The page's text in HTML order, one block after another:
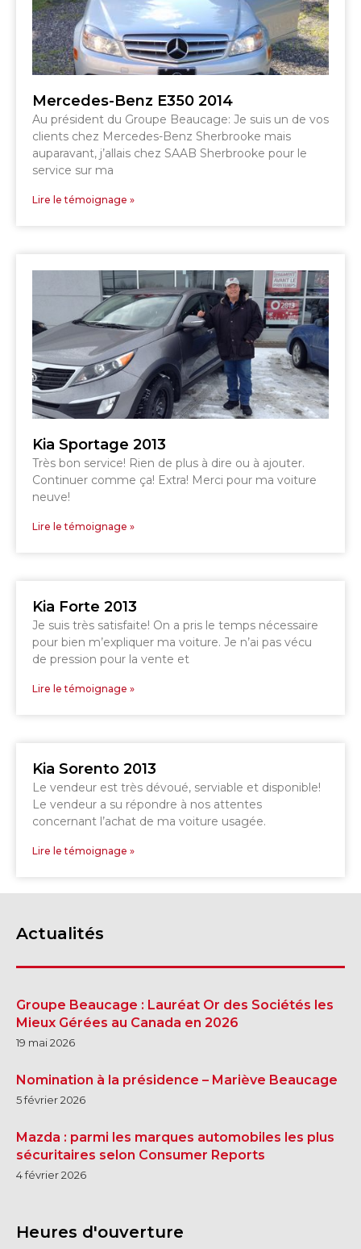
Mercedes-Benz E350 2014
Au président du Groupe Beaucage: Je suis un de vos
clients chez Mercedes-Benz Sherbrooke mais
auparavant, j’allais chez SAAB Sherbrooke pour le
service sur ma
Lire le témoignage »
Kia Sportage 2013
Très bon service! Rien de plus à dire ou à ajouter.
Continuer comme ça! Extra! Merci pour ma voiture
neuve!
Lire le témoignage »
Kia Forte 2013
Je suis très satisfaite! On a pris le temps nécessaire
pour bien m’expliquer ma voiture. Je n’ai pas vécu
de pression pour la vente et
Lire le témoignage »
Kia Sorento 2013
Le vendeur est très dévoué, serviable et disponible!
Le vendeur a su répondre à nos attentes
concernant l’achat de ma voiture usagée.
Lire le témoignage »
Actualités
Groupe Beaucage : Lauréat Or des Sociétés les
Mieux Gérées au Canada en 2026
19 mai 2026
Nomination à la présidence – Mariève Beaucage
5 février 2026
Mazda : parmi les marques automobiles les plus
sécuritaires selon Consumer Reports
4 février 2026
Heures d'ouverture
TÉLÉPHONEZ
819 564-2196
COWANSVILLE
SHERBROOKE
VICTORIAVILLE
SHERBROOKE
GRANBY
MAGOG
ST-HYACINTHE
SHERBROOKE SHERBROOKE
GRANBY
ESTRIE